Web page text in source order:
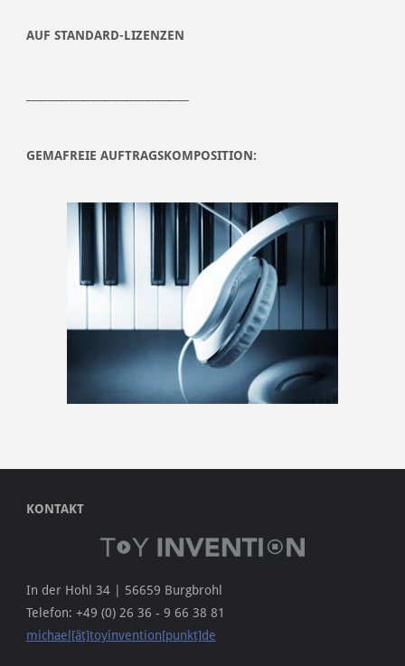
AUF STANDARD-LIZENZEN
GEMAFREIE AUFTRAGSKOMPOSITION:
KONTAKT
In der Hohl 34 | 56659 Burgbrohl
Telefon: +49 (0) 26 36 - 9 66 38 81
michael[ät]toyinvention[punkt]de